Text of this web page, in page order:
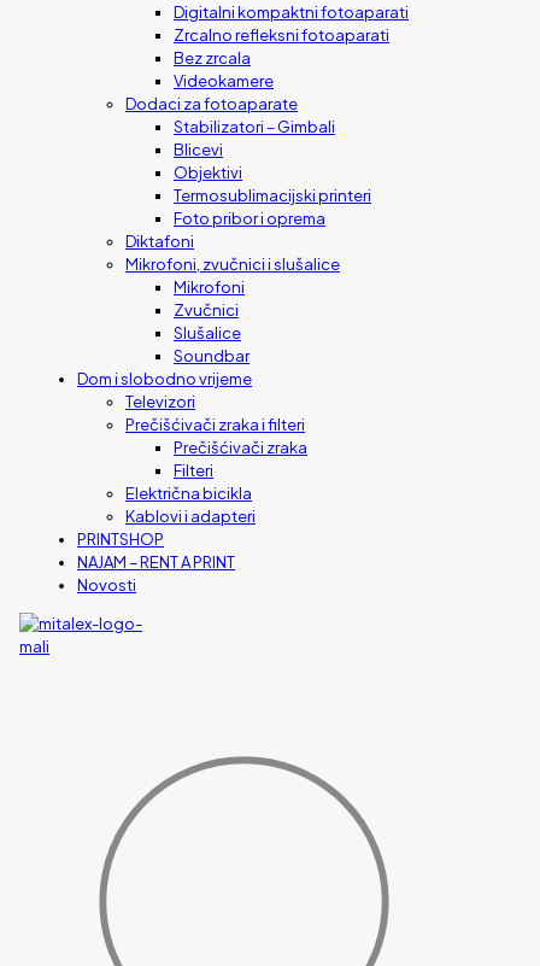
Digitalni kompaktni fotoaparati
Zrcalno refleksni fotoaparati
Bez zrcala
Videokamere
Dodaci za fotoaparate
Stabilizatori – Gimbali
Blicevi
Objektivi
Termosublimacijski printeri
Foto pribor i oprema
Diktafoni
Mikrofoni, zvučnici i slušalice
Mikrofoni
Zvučnici
Slušalice
Soundbar
Dom i slobodno vrijeme
Televizori
Prečišćivači zraka i filteri
Prečišćivači zraka
Filteri
Električna bicikla
Kablovi i adapteri
PRINTSHOP
NAJAM – RENT A PRINT
Novosti